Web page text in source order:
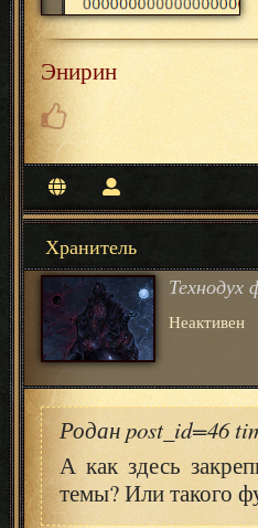
Энирин
Хранитель
Технодух
Неактивен
Родан post_id=46
А как здесь
темы? Или такого